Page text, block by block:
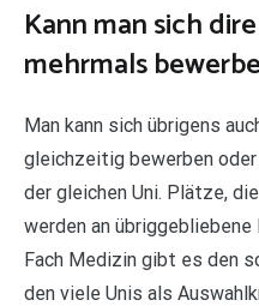
Kann man sich
mehrmals
Man kann sich übrigens
gleichzeitig bewerben
der gleichen Uni. Plätze,
werden an
Fach Medizin gibt es den
den viele Unis als